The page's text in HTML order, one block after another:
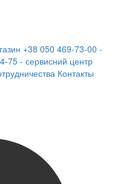
+38 050 469-73-00 -
75 - сервисний центр
Контакты